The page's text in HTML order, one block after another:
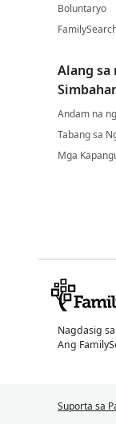
Boluntaryo
Alang sa
Andam na
Tabang sa
Mga
Nagdasig
Ang
Suporta sa